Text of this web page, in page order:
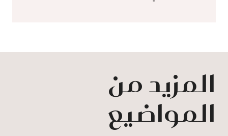
المزيد من
المواضيع